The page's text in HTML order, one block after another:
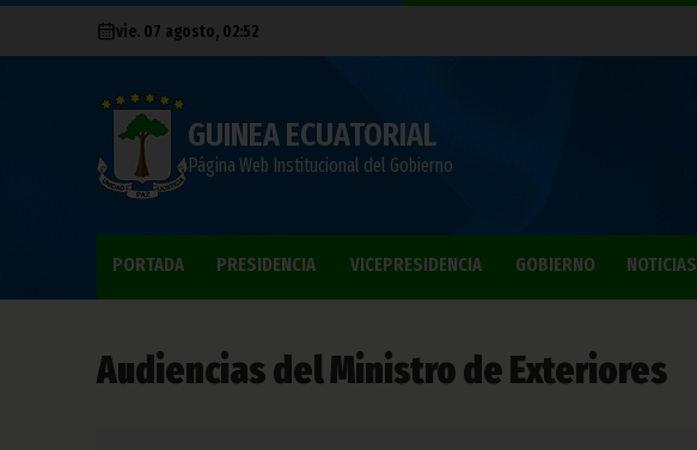
vie. 07 agosto, 02:52
GUINEA ECUATORIAL
Página Web Institucional del Gobierno
PORTADA PRESIDENCIA VICEPRESIDENCIA GOBIERNO NOTICIAS
Audiencias del Ministro de Exteriores